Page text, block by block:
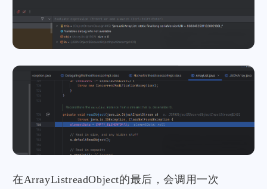
在ArrayListreadObject的最后，会调用一次